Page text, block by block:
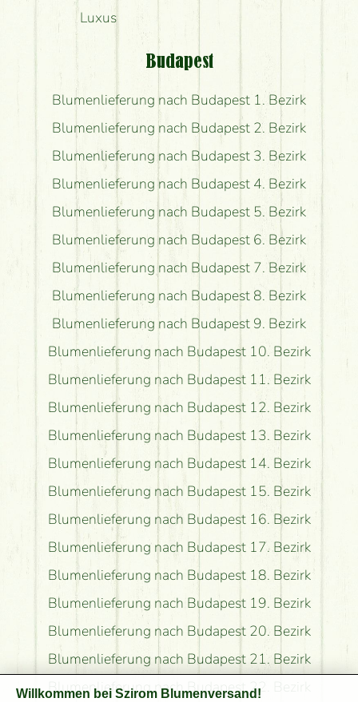
Luxus
Budapest
Blumenlieferung nach Budapest 1. Bezirk
Blumenlieferung nach Budapest 2. Bezirk
Blumenlieferung nach Budapest 3. Bezirk
Blumenlieferung nach Budapest 4. Bezirk
Blumenlieferung nach Budapest 5. Bezirk
Blumenlieferung nach Budapest 6. Bezirk
Blumenlieferung nach Budapest 7. Bezirk
Blumenlieferung nach Budapest 8. Bezirk
Blumenlieferung nach Budapest 9. Bezirk
Blumenlieferung nach Budapest 10. Bezirk
Blumenlieferung nach Budapest 11. Bezirk
Blumenlieferung nach Budapest 12. Bezirk
Blumenlieferung nach Budapest 13. Bezirk
Blumenlieferung nach Budapest 14. Bezirk
Blumenlieferung nach Budapest 15. Bezirk
Blumenlieferung nach Budapest 16. Bezirk
Blumenlieferung nach Budapest 17. Bezirk
Blumenlieferung nach Budapest 18. Bezirk
Blumenlieferung nach Budapest 19. Bezirk
Blumenlieferung nach Budapest 20. Bezirk
Blumenlieferung nach Budapest 21. Bezirk
Blumenlieferung nach Budapest 22. Bezirk
Willkommen bei Szirom Blumenversand!